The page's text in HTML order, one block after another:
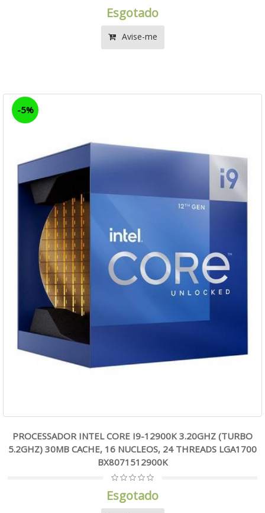
Esgotado
Avise-me
-5%
PROCESSADOR INTEL CORE I9-12900K 3.20GHZ (TURBO
5.2GHZ) 30MB CACHE, 16 NUCLEOS, 24 THREADS LGA1700
BX8071512900K
Esgotado